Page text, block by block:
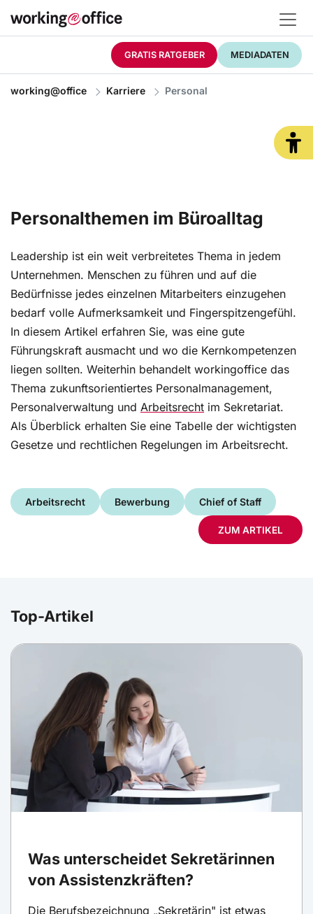
GRATIS RATGEBER MEDIADATEN
working@office Karriere Personal
Personalthemen im Büroalltag
Leadership ist ein weit verbreitetes Thema in jedem
Unternehmen. Menschen zu führen und auf die
Bedürfnisse jedes einzelnen Mitarbeiters einzugehen
bedarf volle Aufmerksamkeit und Fingerspitzengefühl.
In diesem Artikel erfahren Sie, was eine gute
Führungskraft ausmacht und wo die Kernkompetenzen
liegen sollten. Weiterhin behandelt workingoffice das
Thema zukunftsorientiertes Personalmanagement,
Personalverwaltung und Arbeitsrecht im Sekretariat.
Als Überblick erhalten Sie eine Tabelle der wichtigsten
Gesetze und rechtlichen Regelungen im Arbeitsrecht.
Arbeitsrecht Bewerbung Chief of Staff
ZUM ARTIKEL
Top-Artikel
Was unterscheidet Sekretärinnen
von Assistenzkräften?
Die Berufsbezeichnung „Sekretärin" ist etwas